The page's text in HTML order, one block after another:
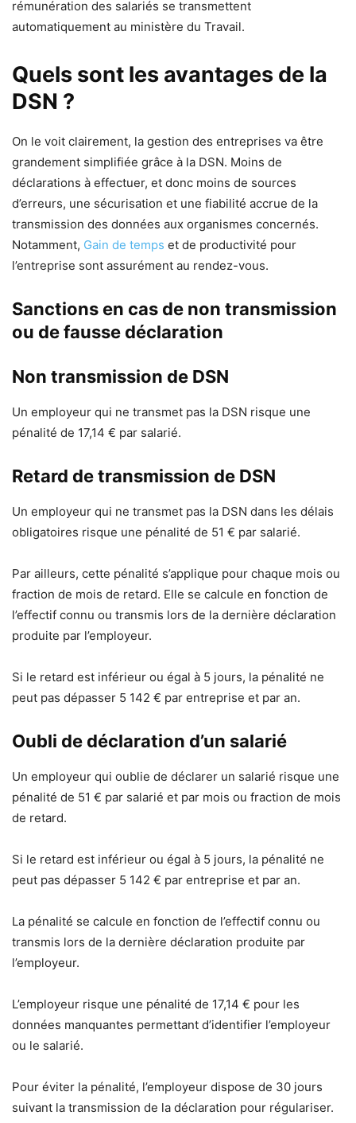
rémunération des salariés se transmettent
automatiquement au ministère du Travail.
Quels sont les avantages de la
DSN ?
On le voit clairement, la gestion des entreprises va être
grandement simplifiée grâce à la DSN. Moins de
déclarations à effectuer, et donc moins de sources
d’erreurs, une sécurisation et une fiabilité accrue de la
transmission des données aux organismes concernés.
Notamment, Gain de temps et de productivité pour
l’entreprise sont assurément au rendez-vous.
Sanctions en cas de non transmission
ou de fausse déclaration
Non transmission de DSN
Un employeur qui ne transmet pas la DSN risque une
pénalité de 17,14 € par salarié.
Retard de transmission de DSN
Un employeur qui ne transmet pas la DSN dans les délais
obligatoires risque une pénalité de 51 € par salarié.
Par ailleurs, cette pénalité s’applique pour chaque mois ou
fraction de mois de retard. Elle se calcule en fonction de
l’effectif connu ou transmis lors de la dernière déclaration
produite par l’employeur.
Si le retard est inférieur ou égal à 5 jours, la pénalité ne
peut pas dépasser 5 142 € par entreprise et par an.
Oubli de déclaration d’un salarié
Un employeur qui oublie de déclarer un salarié risque une
pénalité de 51 € par salarié et par mois ou fraction de mois
de retard.
Si le retard est inférieur ou égal à 5 jours, la pénalité ne
peut pas dépasser 5 142 € par entreprise et par an.
La pénalité se calcule en fonction de l’effectif connu ou
transmis lors de la dernière déclaration produite par
l’employeur.
L’employeur risque une pénalité de 17,14 € pour les
données manquantes permettant d’identifier l’employeur
ou le salarié.
Pour éviter la pénalité, l’employeur dispose de 30 jours
suivant la transmission de la déclaration pour régulariser.